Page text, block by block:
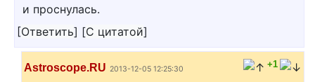
и проснулась.
[Ответить] [С цитатой]
Astroscope.RU 2013-12-05 12:25:30 +1